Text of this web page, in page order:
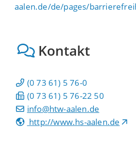
aalen.de/de/pages/
Kontakt
(0 73 61) 5 76-0
(0 73 61) 5 76-22 50
info@htw-aalen.de
http://www.hs-aalen.de